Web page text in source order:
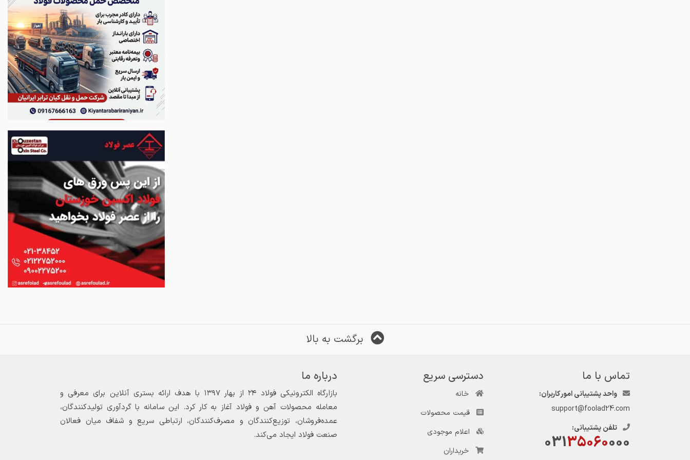
برگشت به بالا
تماس با ما
واحد پشتیبانی امور کاربران:
support@foolad24.com
تلفن پشتیبانی:
03135060000
دسترسی سریع
خانه
قیمت محصولات
اعلام موجودی
خریداران
درباره ما
بازارگاه الکترونیکی فولاد ۲۴ از بهار ۱۳۹۷ با هدف ارائه بستری آنلاین برای معرفی و
معامله محصولات آهن و فولاد آغاز به کار کرد. این سامانه با گردآوری تولیدکنندگان،
عمده‌فروشان، توزیع‌کنندگان و مصرف‌کنندگان، ارتباطی سریع و شفاف میان فعالان
صنعت فولاد ایجاد می‌کند.